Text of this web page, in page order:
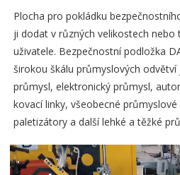
Plocha pro pokládku
ji dodat v různých velikostech nebo
uživatele. Bezpečnostní podložka
širokou škálu průmyslových
průmysl, elektronický průmysl,
kovací linky, všeobecné
paletizátory a další lehké a těžké